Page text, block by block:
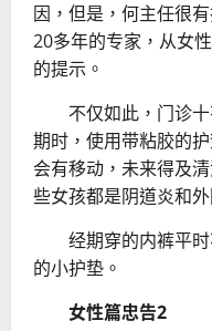
因，但是，何主任很
20多年的专家，从女
的提示。
不仅如此，门诊十
期时，使用带粘胶的
会有移动，未来得及
些女孩都是阴道炎和外
经期穿的内裤平时
的小护垫。
女性篇忠告2